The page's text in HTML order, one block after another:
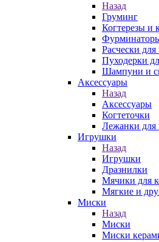
Назад
Груминг
Когтерезы и
Расчески
Пуходерки
Шампуни и
Аксессуары
Назад
Аксессуары
Когтеточки
Лежанки для
Игрушки
Назад
Игрушки
Дразнилки
Мячики для
Мягкие и
Миски
Назад
Миски
Миски